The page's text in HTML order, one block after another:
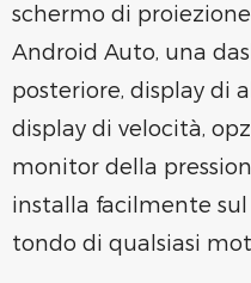
schermo di
Android Auto, una
posteriore, display di
display di velocità,
monitor della
installa facilmente
tondo di qualsiasi